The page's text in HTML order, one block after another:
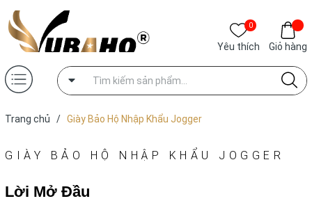
0
Yêu thích Giỏ hàng
Trang chủ / Giày Bảo Hộ Nhập Khẩu Jogger
GIÀY BẢO HỘ NHẬP KHẨU JOGGER
Lời Mở Đầu